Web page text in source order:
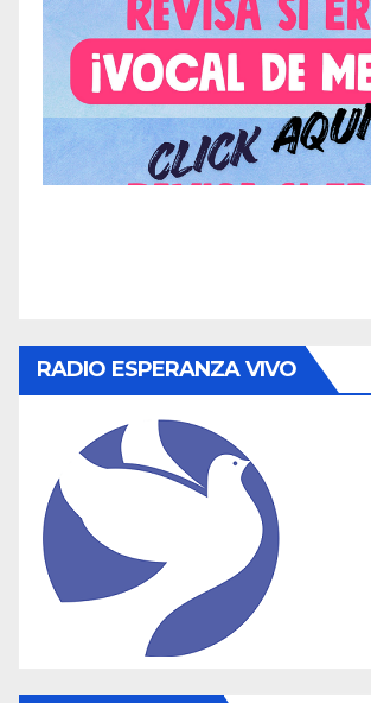
RADIO ESPERANZA VIVO